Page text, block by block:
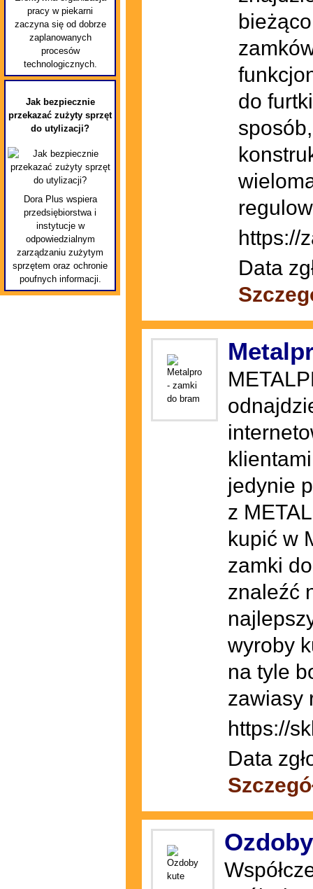
pracy w piekarni
zaczyna się od dobrze
zaplanowanych
procesów
technologicznych.
Jak bezpiecznie
przekazać zużyty sprzęt
do utylizacji?
Dora Plus wspiera
przedsiębiorstwa i
instytucje w
odpowiedzialnym
zarządzaniu zużytym
sprzętem oraz ochronie
poufnych informacji.
do
https://
Data
jedynie
z
kupić w
zamki
znaleźć
wyroby
na tyle
zawiasy
https://
Data